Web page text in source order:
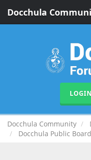
Docchula
LOGIN
Docchula Community
Docchula Public Board